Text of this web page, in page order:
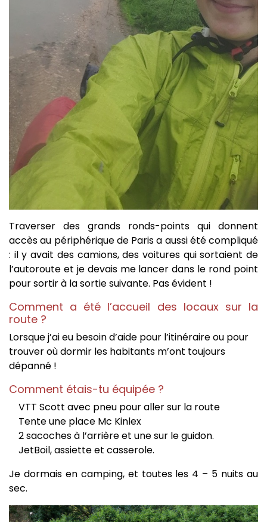
Traverser des grands ronds-points qui donnent
accès au périphérique de Paris a aussi été compliqué
: il y avait des camions, des voitures qui sortaient de
l’autoroute et je devais me lancer dans le rond point
pour sortir à la sortie suivante. Pas évident !
Comment a été l’accueil des locaux sur la
route ?
Lorsque j’ai eu besoin d’aide pour l’itinéraire ou pour
trouver où dormir les habitants m’ont toujours
dépanné !
Comment étais-tu équipée ?
VTT Scott avec pneu pour aller sur la route
Tente une place Mc Kinlex
2 sacoches à l’arrière et une sur le guidon.
JetBoil, assiette et casserole.
Je dormais en camping, et toutes les 4 – 5 nuits au
sec.